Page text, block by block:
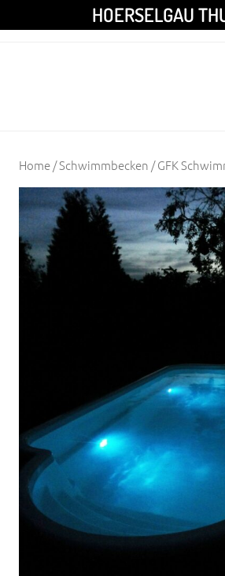
HOERSELGAU
Home/Schwimmbecken / GFK